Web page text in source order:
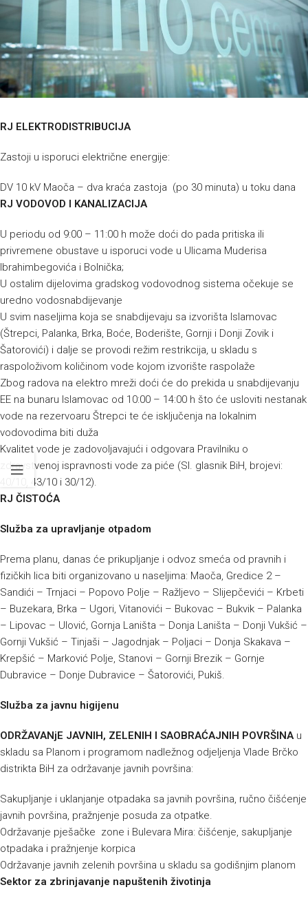
RJ ELEKTRODISTRIBUCIJA
Zastoji u isporuci električne energije:
DV 10 kV Maoča – dva kraća zastoja (po 30 minuta) u toku dana
RJ VODOVOD I KANALIZACIJA
U periodu od 9:00 – 11:00 h može doći do pada pritiska ili
privremene obustave u isporuci vode u Ulicama Muderisa
Ibrahimbegovića i Bolnička;
U ostalim dijelovima gradskog vodovodnog sistema očekuje se
uredno vodosnabdijevanje
U svim naseljima koja se snabdijevaju sa izvorišta Islamovac
(Štrepci, Palanka, Brka, Boće, Boderište, Gornji i Donji Zovik i
Šatorovići) i dalje se provodi režim restrikcija, u skladu s
raspoloživom količinom vode kojom izvorište raspolaže
Zbog radova na elektro mreži doći će do prekida u snabdijevanju
EE na bunaru Islamovac od 10:00 – 14:00 h što će usloviti nestanak
vode na rezervoaru Štrepci te će isključenja na lokalnim
vodovodima biti duža
Kvalitet vode je zadovoljavajući i odgovara Pravilniku o
zdravstvenoj ispravnosti vode za piće (Sl. glasnik BiH, brojevi:
40/10, 43/10 i 30/12).
RJ ČISTOĆA
Služba za upravljanje otpadom
Prema planu, danas će prikupljanje i odvoz smeća od pravnih i
fizičkih lica biti organizovano u naseljima: Maoča, Gredice 2 –
Sandići – Trnjaci – Popovo Polje – Ražljevo – Slijepčevići – Krbeti
– Buzekara, Brka – Ugori, Vitanovići – Bukovac – Bukvik – Palanka
– Lipovac – Ulović, Gornja Laništa – Donja Laništa – Donji Vukšić –
Gornji Vukšić – Tinjaši – Jagodnjak – Poljaci – Donja Skakava –
Krepšić – Marković Polje, Stanovi – Gornji Brezik – Gornje
Dubravice – Donje Dubravice – Šatorovići, Pukiš.
Služba za javnu higijenu
ODRŽAVANjE JAVNIH, ZELENIH I SAOBRAĆAJNIH POVRŠINAu
skladu sa Planom i programom nadležnog odjeljenja Vlade Brčko
distrikta BiH za održavanje javnih površina:
Sakupljanje i uklanjanje otpadaka sa javnih površina, ručno čišćenje
javnih površina, pražnjenje posuda za otpatke.
Održavanje pješačke zone i Bulevara Mira: čišćenje, sakupljanje
otpadaka i pražnjenje korpica
Održavanje javnih zelenih površina u skladu sa godišnjim planom
Sektor za zbrinjavanje napuštenih životinja